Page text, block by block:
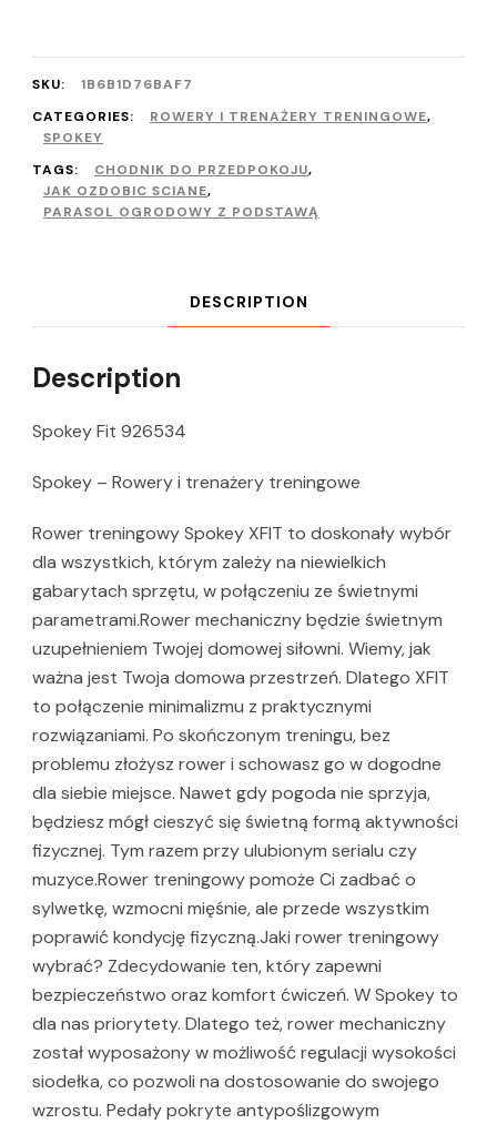
SKU:
1B6B1D76BAF7
CATEGORIES:
ROWERY I TRENAŻERY TRENINGOWE,
SPOKEY
TAGS:
CHODNIK DO PRZEDPOKOJU,
JAK OZDOBIC SCIANE,
PARASOL OGRODOWY Z PODSTAWĄ
DESCRIPTION
Description
Spokey Fit 926534
Spokey – Rowery i trenażery treningowe
Rower treningowy Spokey XFIT to doskonały wybór
dla wszystkich, którym zależy na niewielkich
gabarytach sprzętu, w połączeniu ze świetnymi
parametrami.Rower mechaniczny będzie świetnym
uzupełnieniem Twojej domowej siłowni. Wiemy, jak
ważna jest Twoja domowa przestrzeń. Dlatego XFIT
to połączenie minimalizmu z praktycznymi
rozwiązaniami. Po skończonym treningu, bez
problemu złożysz rower i schowasz go w dogodne
dla siebie miejsce. Nawet gdy pogoda nie sprzyja,
będziesz mógł cieszyć się świetną formą aktywności
fizycznej. Tym razem przy ulubionym serialu czy
muzyce.Rower treningowy pomoże Ci zadbać o
sylwetkę, wzmocni mięśnie, ale przede wszystkim
poprawić kondycję fizyczną.Jaki rower treningowy
wybrać? Zdecydowanie ten, który zapewni
bezpieczeństwo oraz komfort ćwiczeń. W Spokey to
dla nas priorytety. Dlatego też, rower mechaniczny
został wyposażony w możliwość regulacji wysokości
siodełka, co pozwoli na dostosowanie do swojego
wzrostu. Pedały pokryte antypoślizgowym